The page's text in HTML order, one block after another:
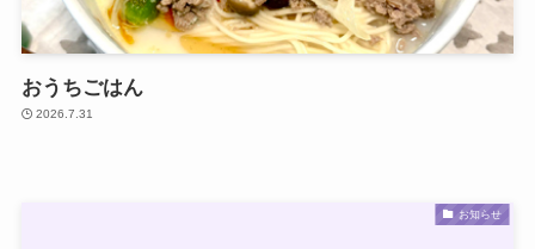
おうちごはん
2026.7.31
お知らせ